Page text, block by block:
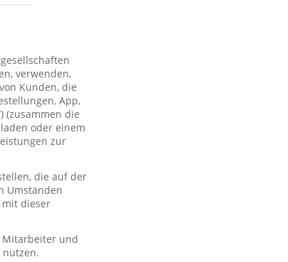
verwenden,
Kunden, die
App,
(zusammen die
oder einem
zur
die auf der
Umständen
dieser
Mitarbeiter und
nutzen.